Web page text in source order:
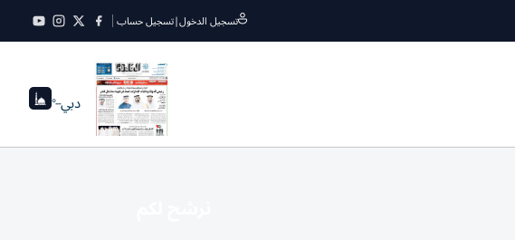
تسجيل الدخول|تسجيل حساب
دبي--°